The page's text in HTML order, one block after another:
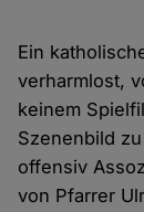
Ein
verharmlost,
keinem
Szenenbild
offensiv
von Pfarrer